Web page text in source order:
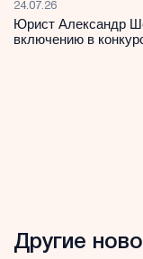
24.07.26
Юрист Александр
включению в
Другие